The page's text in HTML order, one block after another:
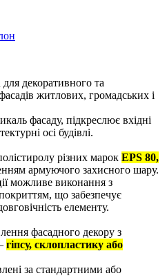
декоративного та
житлових, громадських і
фасаду, підкреслює вхідні
осі будівлі.
різних марок EPS 80,
армуючого захисного шару.
можливе виконання з
що забезпечує
елементу.
фасадного декору з
гіпсу, склопластику або
за стандартними або